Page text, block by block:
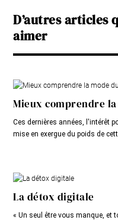
D’autres articles
aimer
Mieux comprendre
Ces dernières années, l'intérêt
mise en exergue du poids de
La détox digitale
« Un seul être vous manque, et